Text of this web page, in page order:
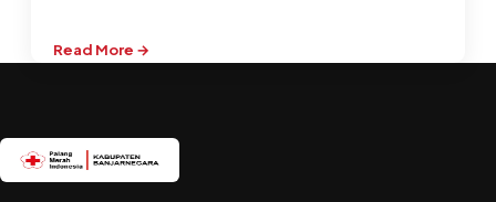
Read More →
:
metode
PMER